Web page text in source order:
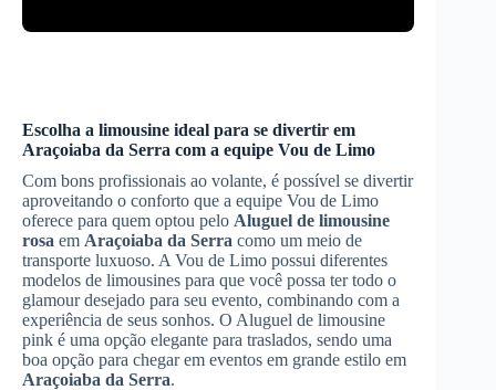
Escolha a limousine ideal para se divertir em
Araçoiaba da Serra com a equipe Vou de Limo
Com bons profissionais ao volante, é possível se divertir
aproveitando o conforto que a equipe Vou de Limo
oferece para quem optou pelo Aluguel de limousine
rosa em Araçoiaba da Serra como um meio de
transporte luxuoso. A Vou de Limo possui diferentes
modelos de limousines para que você possa ter todo o
glamour desejado para seu evento, combinando com a
experiência de seus sonhos. O Aluguel de limousine
pink é uma opção elegante para traslados, sendo uma
boa opção para chegar em eventos em grande estilo em
Araçoiaba da Serra.